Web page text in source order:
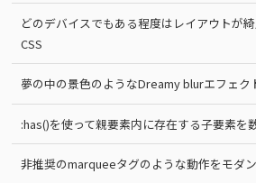
どのデバイスでもある程度はレイアウトが
CSS
夢の中の景色のようなDreamy blurエフェク
:has()を使って親要素内に存在する子要素を
非推奨のmarqueeタグのような動作をモダ